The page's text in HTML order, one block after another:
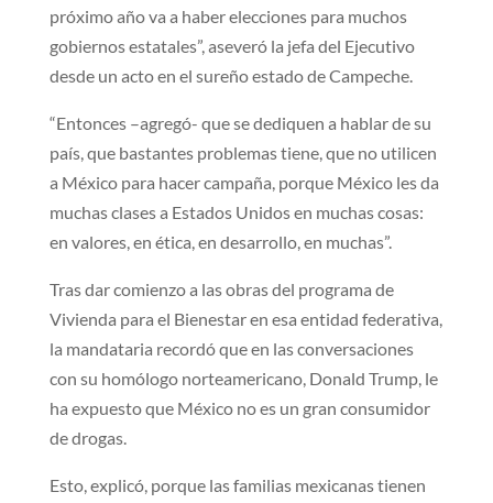
próximo año va a haber elecciones para muchos
gobiernos estatales”, aseveró la jefa del Ejecutivo
desde un acto en el sureño estado de Campeche.
“Entonces –agregó- que se dediquen a hablar de su
país, que bastantes problemas tiene, que no utilicen
a México para hacer campaña, porque México les da
muchas clases a Estados Unidos en muchas cosas:
en valores, en ética, en desarrollo, en muchas”.
Tras dar comienzo a las obras del programa de
Vivienda para el Bienestar en esa entidad federativa,
la mandataria recordó que en las conversaciones
con su homólogo norteamericano, Donald Trump, le
ha expuesto que México no es un gran consumidor
de drogas.
Esto, explicó, porque las familias mexicanas tienen